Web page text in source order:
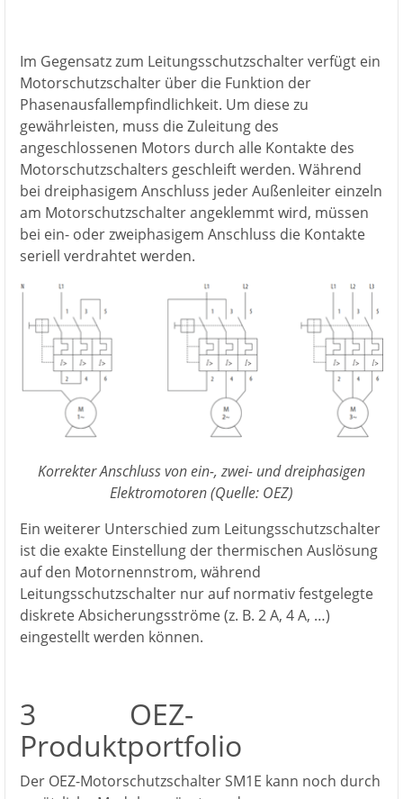
Im Gegensatz zum Leitungsschutzschalter verfügt ein
Motorschutzschalter über die Funktion der
Phasenausfallempfindlichkeit. Um diese zu
gewährleisten, muss die Zuleitung des
angeschlossenen Motors durch alle Kontakte des
Motorschutzschalters geschleift werden. Während
bei dreiphasigem Anschluss jeder Außenleiter einzeln
am Motorschutzschalter angeklemmt wird, müssen
bei ein- oder zweiphasigem Anschluss die Kontakte
seriell verdrahtet werden.
Korrekter Anschluss von ein-, zwei- und dreiphasigen
Elektromotoren (Quelle: OEZ)
Ein weiterer Unterschied zum Leitungsschutzschalter
ist die exakte Einstellung der thermischen Auslösung
auf den Motornennstrom, während
Leitungsschutzschalter nur auf normativ festgelegte
diskrete Absicherungsströme (z. B. 2 A, 4 A, …)
eingestellt werden können.
3 OEZ-
Produktportfolio
Der OEZ-Motorschutzschalter SM1E kann noch durch